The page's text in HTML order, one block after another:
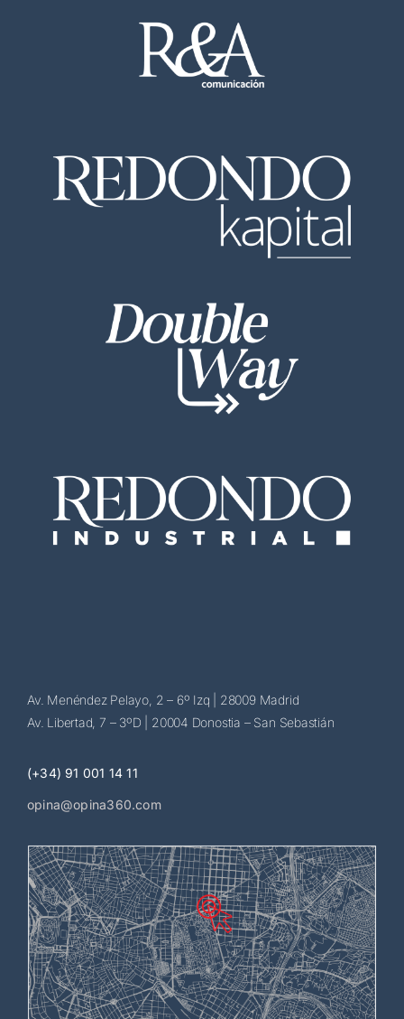
Av. Menéndez Pelayo, 2 – 6º Izq | 28009 Madrid
Av. Libertad, 7 – 3ºD | 20004 Donostia – San Sebastián
(+34) 91 001 14 11
opina@opina360.com